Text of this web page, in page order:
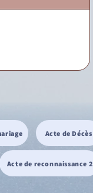
Acte de Décès
Acte de reconnaissance 2